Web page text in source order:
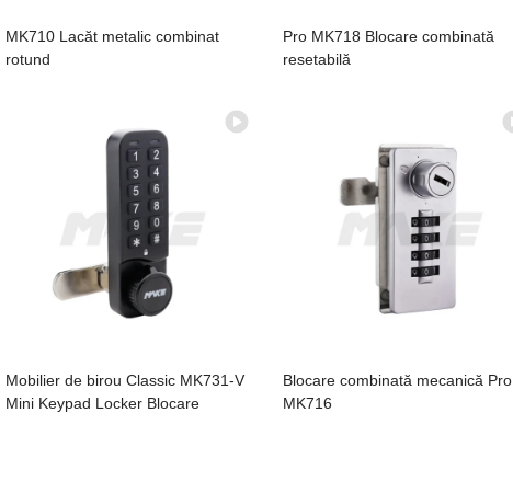
MK710 Lacăt metalic combinat
rotund
Pro MK718 Blocare combinată
resetabilă
Mobilier de birou Classic MK731-V
Mini Keypad Locker Blocare
Blocare combinată mecanică Pro
MK716